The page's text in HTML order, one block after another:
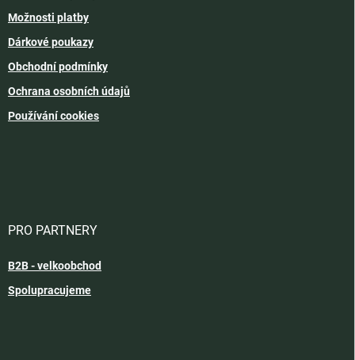
Možnosti platby
Dárkové poukazy
Obchodní podmínky
Ochrana osobních údajů
Používání cookies
PRO PARTNERY
B2B - velkoobchod
Spolupracujeme